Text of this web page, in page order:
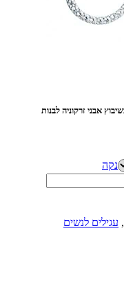
נקה
, עגילים לנשים